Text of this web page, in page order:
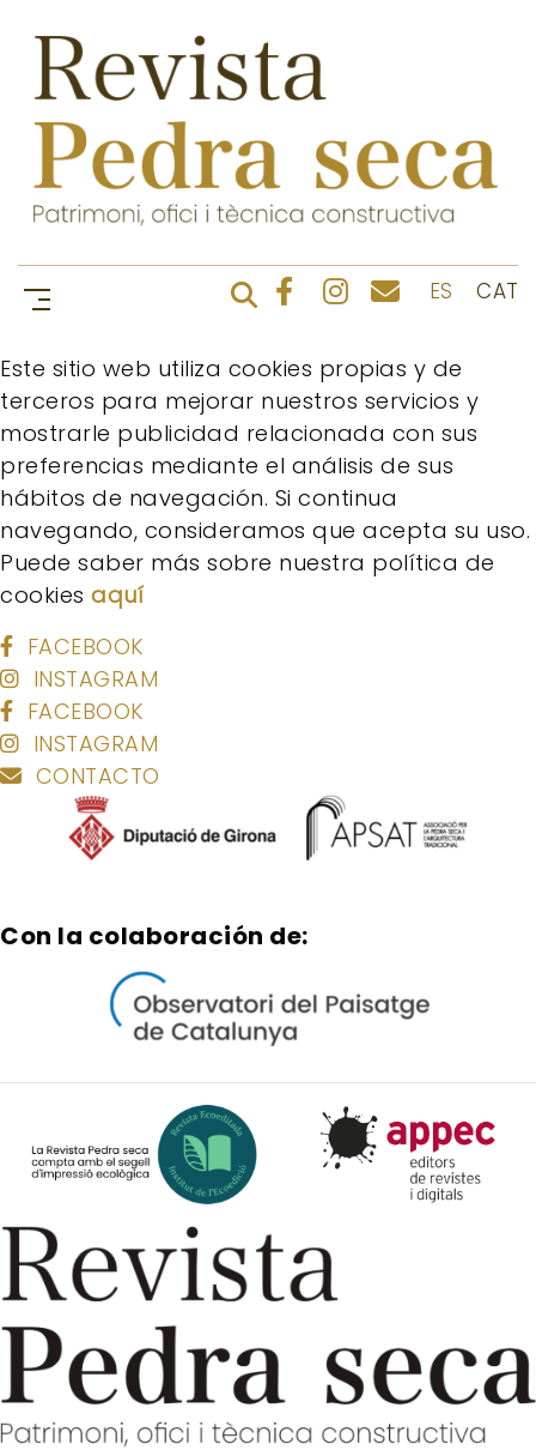
ES CAT
Este sitio web utiliza cookies propias y de
terceros para mejorar nuestros servicios y
mostrarle publicidad relacionada con sus
preferencias mediante el análisis de sus
hábitos de navegación. Si continua
navegando, consideramos que acepta su uso.
Puede saber más sobre nuestra política de
cookies aquí
FACEBOOK
INSTAGRAM
FACEBOOK
INSTAGRAM
CONTACTO
Con la colaboración de: